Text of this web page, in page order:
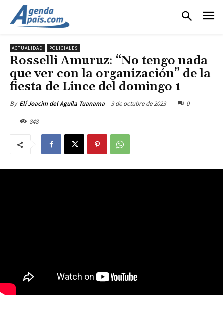
ACTUALIDAD POLICIALES
Rosselli Amuruz: “No tengo nada
que ver con la organización” de la
fiesta de Lince del domingo 1
By Elí Joacim del Aguila Tuanama 3 de octubre de 2023 0
848